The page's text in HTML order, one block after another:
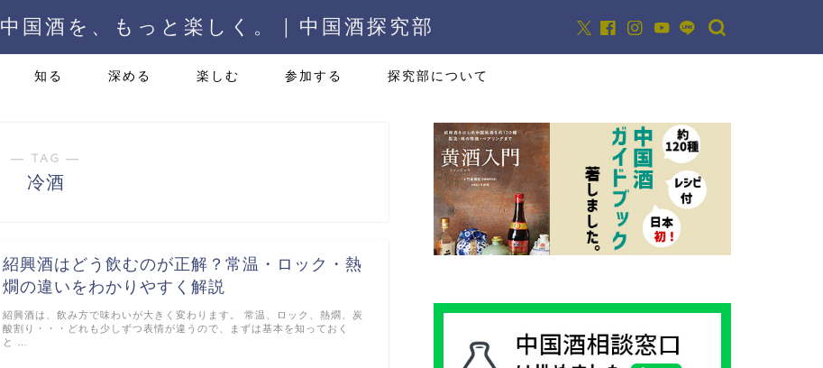
中国酒を、もっと楽しく。 | 中国酒探究部
知る 深める 楽しむ 参加する 探究部について
― TAG ―
冷酒
紹興酒はどう飲むのが正解？常温・ロック・熱
燗の違いをわかりやすく解説
紹興酒は、飲み方で味わいが大きく変わります。 常温、ロック、熱燗、炭
酸割り・・・どれも少しずつ表情が違うので、まずは基本を知っておく
と …